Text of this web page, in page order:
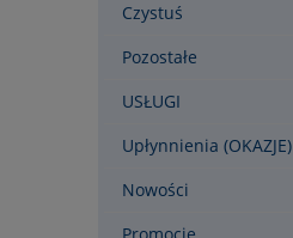
Czystuś
Pozostałe
USŁUGI
Upłynnienia (OKAZJE)
Nowości